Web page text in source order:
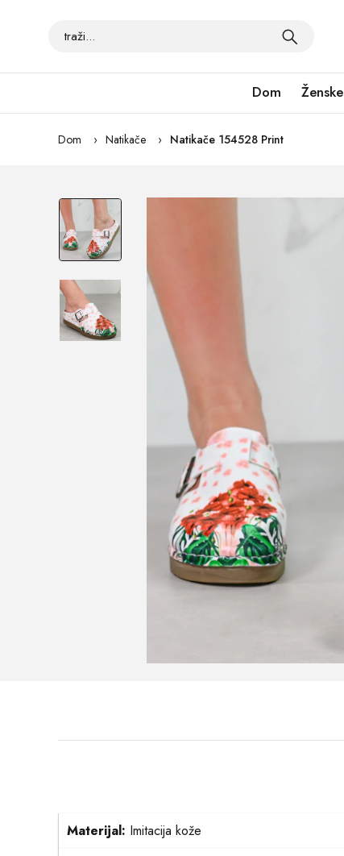
Dom Ženske
Dom Natikače Natikače 154528 Print
Materijal: Imitacija kože